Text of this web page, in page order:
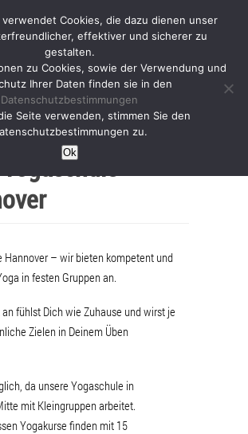
Yogaschule
Hannover – wir bieten kompetent und
in festen Gruppen an.
fühlst Dich wie Zuhause und wirst je
Zielen in Deinem Üben
da unsere Yogaschule in
mit Kleingruppen arbeitet.
Yogakurse finden mit 15
verwendet Cookies, die dazu dienen unser
effektiver und sicherer zu
gestalten.
zu Cookies, sowie der Verwendung und
Ihrer Daten finden sie in den
Datenschutzbestimmungen
Seite verwenden, stimmen Sie den
zu.
Ok